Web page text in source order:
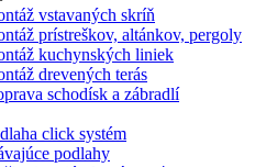
vstavaných skríň
prístreškov, altánkov, pergoly
kuchynských liniek
drevených terás
schodísk a zábradlí
click systém
podlahy